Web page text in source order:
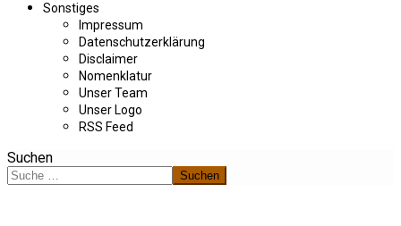
Sonstiges
Impressum
Datenschutzerklärung
Disclaimer
Nomenklatur
Unser Team
Unser Logo
RSS Feed
Suchen
Suchen